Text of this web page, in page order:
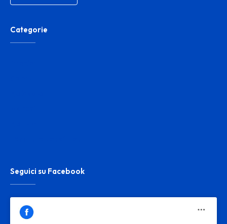
Categorie
Seguici su Facebook